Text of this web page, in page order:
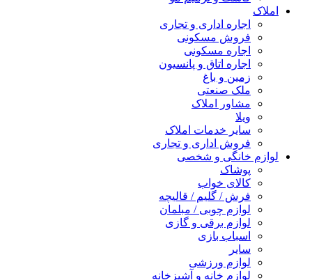
املاک
اجاره اداری و تجاری
فروش مسکونی
اجاره مسکونی
اجاره اتاق و پانسیون
زمین و باغ
ملک صنعتی
مشاور املاک
ویلا
سایر خدمات املاک
فروش اداری و تجاری
لوازم خانگی و شخصی
پوشاک
کالای خواب
فرش / گلیم / قالیچه
لوازم چوبی / مبلمان
لوازم برقی و گازی
اسباب بازی
سایر
لوازم ورزشی
لوازم خانه و آشپزخانه